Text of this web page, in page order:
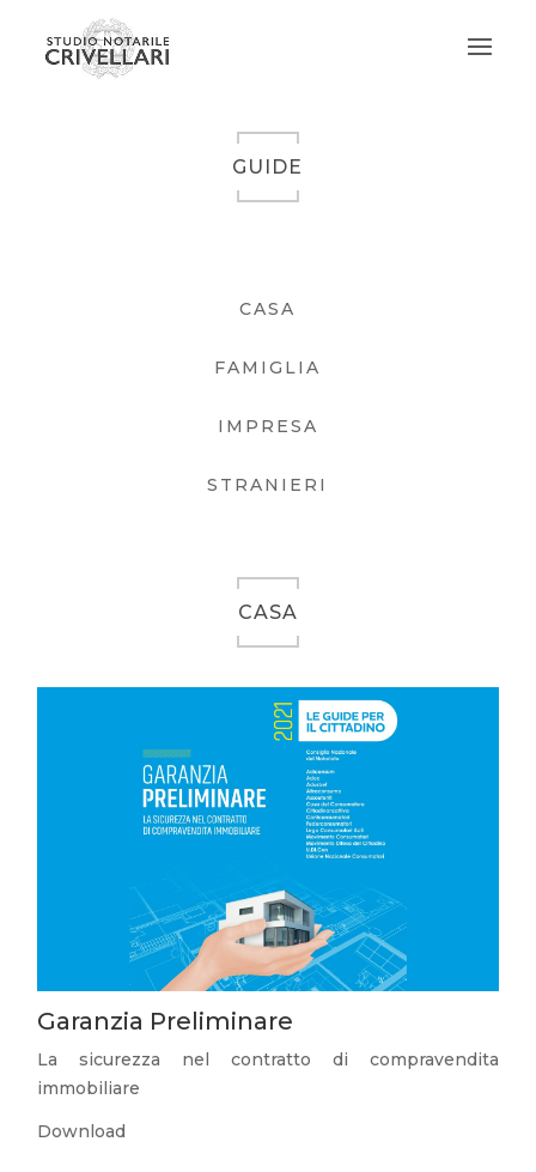
GUIDE
CASA
FAMIGLIA
IMPRESA
STRANIERI
CASA
Garanzia Preliminare
La sicurezza nel contratto di compravendita
immobiliare
Download